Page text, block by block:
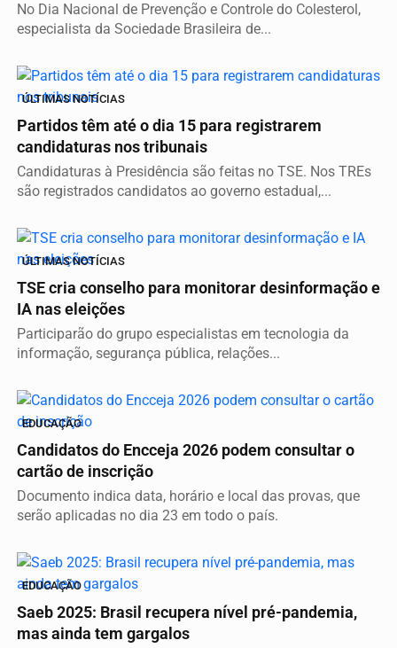
No Dia Nacional de Prevenção e Controle do Colesterol,
especialista da Sociedade Brasileira de...
ÚLTIMAS NOTÍCIAS
Partidos têm até o dia 15 para registrarem
candidaturas nos tribunais
Candidaturas à Presidência são feitas no TSE. Nos TREs
são registrados candidatos ao governo estadual,...
ÚLTIMAS NOTÍCIAS
TSE cria conselho para monitorar desinformação e
IA nas eleições
Participarão do grupo especialistas em tecnologia da
informação, segurança pública, relações...
EDUCAÇÃO
Candidatos do Encceja 2026 podem consultar o
cartão de inscrição
Documento indica data, horário e local das provas, que
serão aplicadas no dia 23 em todo o país.
EDUCAÇÃO
Saeb 2025: Brasil recupera nível pré-pandemia,
mas ainda tem gargalos